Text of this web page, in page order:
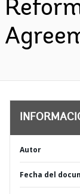
Autor
Fecha del